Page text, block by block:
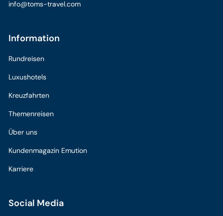
info@toms-travel.com
Information
Rundreisen
Luxushotels
Kreuzfahrten
Themenreisen
Über uns
Kundenmagazin Emution
Karriere
Social Media